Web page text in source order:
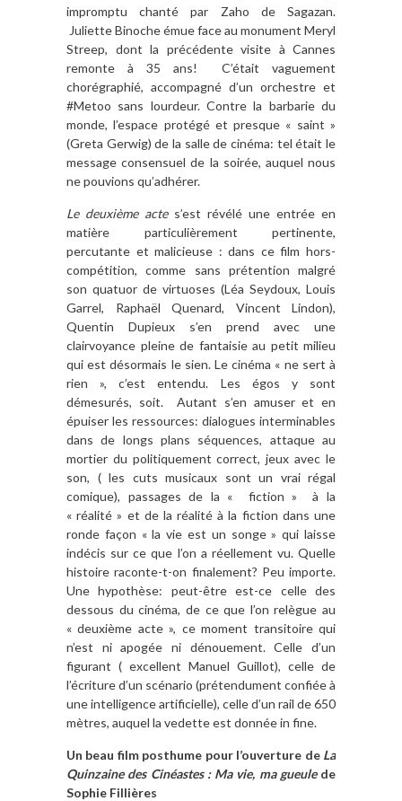
impromptu chanté par Zaho de Sagazan.
Juliette Binoche émue face au monument Meryl
Streep, dont la précédente visite à Cannes
remonte à 35 ans!
C’était vaguement
chorégraphié, accompagné d’un orchestre et
#Metoo sans lourdeur. Contre la barbarie du
monde, l’espace protégé et presque « saint »
(Greta Gerwig) de la salle de cinéma: tel était le
message consensuel de la soirée, auquel nous
ne pouvions qu’adhérer.
Le deuxième actes’est révélé une entrée en
matière particulièrement pertinente,
percutante et malicieuse : dans ce film hors-
compétition, comme sans prétention malgré
son quatuor de virtuoses (Léa Seydoux, Louis
Garrel, Raphaël Quenard, Vincent Lindon),
Quentin Dupieux s’en prend avec une
clairvoyance pleine de fantaisie au petit milieu
qui est désormais le sien. Le cinéma « ne sert à
rien », c’est entendu. Les égos y sont
démesurés, soit.
Autant s’en amuser et en
épuiser les ressources: dialogues interminables
dans de longs plans séquences, attaque au
mortier du politiquement correct, jeux avec le
son, ( les cuts musicaux sont un vrai régal
comique), passages de la « fiction »
à la
« réalité » et de la réalité à la fiction dans une
ronde façon « la vie est un songe » qui laisse
indécis sur ce que l’on a réellement vu. Quelle
histoire raconte-t-on finalement? Peu importe.
Une hypothèse: peut-être est-ce celle des
dessous du cinéma, de ce que l’on relègue au
« deuxième acte », ce moment transitoire qui
n’est ni apogée ni dénouement. Celle d’un
figurant ( excellent Manuel Guillot), celle de
l’écriture d’un scénario (prétendument confiée à
une intelligence artificielle), celle d’un rail de 650
mètres, auquel la vedette est donnée in fine.
Un beau film posthume pour l’ouverture de La
Quinzaine des Cinéastes : Ma vie, ma gueule de
Sophie Fillières